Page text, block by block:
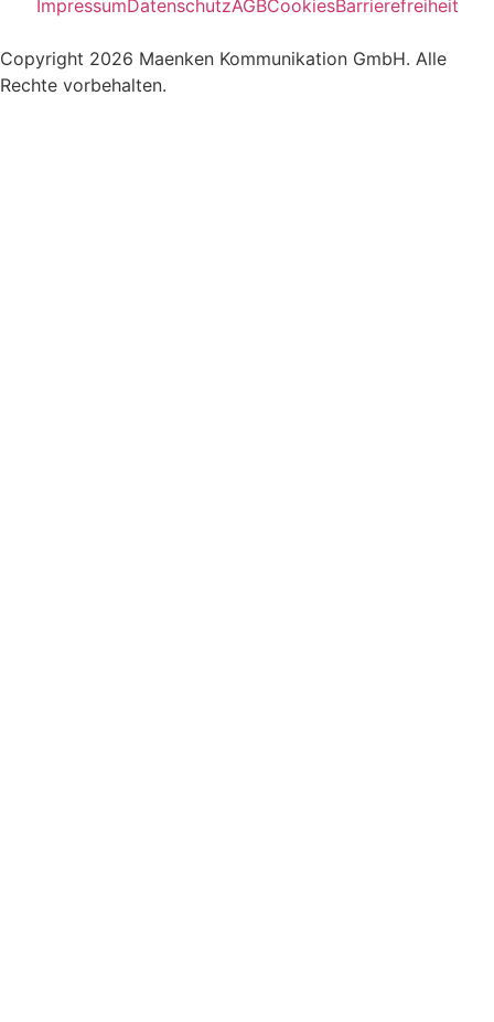
ImpressumDatenschutzAGBCookiesBarrierefreiheit
Copyright 2026 Maenken Kommunikation GmbH. Alle
Rechte vorbehalten.